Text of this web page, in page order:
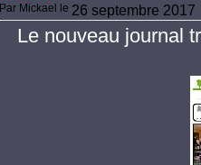
Par Mickael le 26 septembre 2017
Le nouveau journal